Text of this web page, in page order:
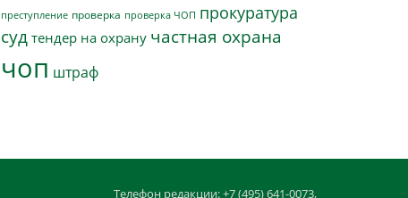
преступление проверка проверка ЧОП прокуратура
суд тендер на охрану частная охрана
чоп штраф
Телефон редакции: +7 (495) 641-0073,